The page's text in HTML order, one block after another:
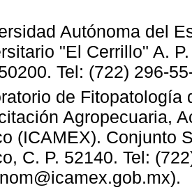
Autónoma del
"El Cerrillo" A.
Tel: (722) 296-
de
Agropecuaria,
(ICAMEX). Conjunto
C. P. 52140. Tel: